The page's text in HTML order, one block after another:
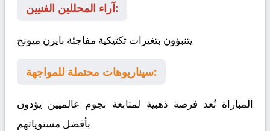
آراء المحللين الفنيين:
يتنبؤون بتغيرات تكتيكية مفاجئة بايرن ميونخ
سيناريوهات محتملة للمواجهة:
المباراة تُعد فرصة ذهبية لمتابعة نجوم عالميين يؤدون
بأفضل مستوياتهم